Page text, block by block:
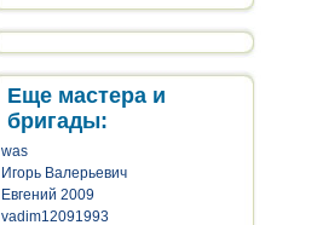
Еще мастера и
бригады:
was
Игорь Валерьевич
Евгений 2009
vadim12091993